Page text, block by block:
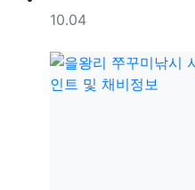
등록일
10.04